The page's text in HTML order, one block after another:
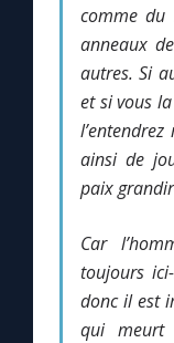
Le site internet
Questions-
Prier au
L'Évangile
comme du
anneaux
autres. Si
et si vous
ainsi de
paix
Car
toujours
donc il est
qui meurt